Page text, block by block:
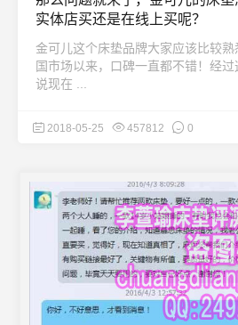
实体店买还是在线上买呢？
金可儿这个床垫品牌大家应该比较
国市场以来，口碑一直都不错！经
说现在 ...
2018-05-25 457812 0